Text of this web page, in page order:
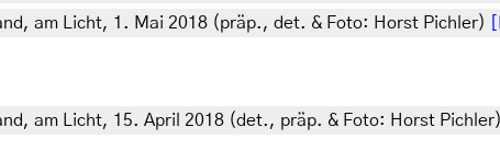
am Licht, 1. Mai 2018 (präp., det. & Foto: Horst Pichler)
am Licht, 15. April 2018 (det., präp. & Foto: Horst Pichler)